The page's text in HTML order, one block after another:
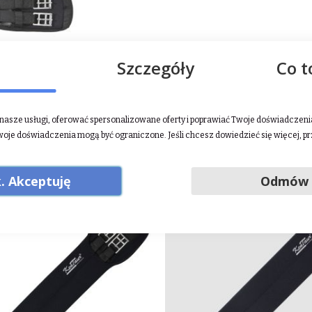
ujeżdżeniowy Kavalkade
Foam Elastic" 24h
Rating:
0%
285,00 zł
DODAJ DO KOSZYKA
Popręg ujeżdżeniowy
Rating:
0%
259,00 zł
DODAJ DO
Szczegóły Co
usługi, oferować spersonalizowane oferty i poprawiać Twoje
doświadczenia mogą być ograniczone. Jeśli chcesz dowiedzieć się więcej,
Akceptuję Odmów